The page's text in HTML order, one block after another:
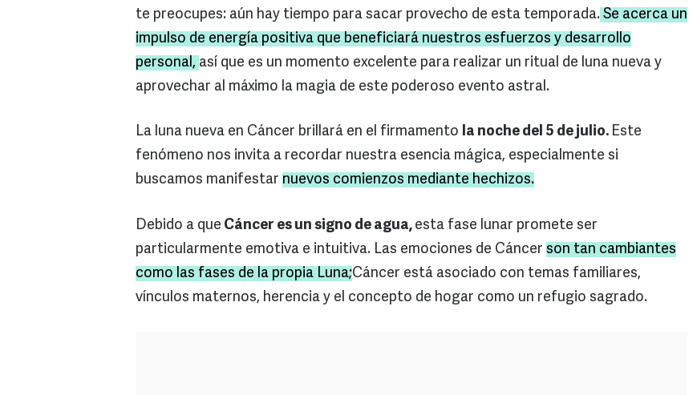
te preocupes: aún hay tiempo para sacar provecho de esta temporada. Se acerca un
impulso de energía positiva que beneficiará nuestros esfuerzos y desarrollo
personal, así que es un momento excelente para realizar un ritual de luna nueva y
aprovechar al máximo la magia de este poderoso evento astral.
La luna nueva en Cáncer brillará en el firmamento la noche del 5 de julio. Este
fenómeno nos invita a recordar nuestra esencia mágica, especialmente si
buscamos manifestar nuevos comienzos mediante hechizos.
Debido a que Cáncer es un signo de agua, esta fase lunar promete ser
particularmente emotiva e intuitiva. Las emociones de Cáncer son tan cambiantes
como las fases de la propia Luna;Cáncer está asociado con temas familiares,
vínculos maternos, herencia y el concepto de hogar como un refugio sagrado.